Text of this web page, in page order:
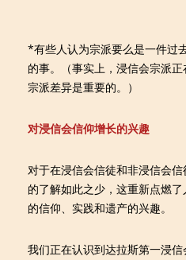
*有些人认为宗派要么是一件过
的事。（事实上，浸信会宗派
宗派差异是重要的。）
对浸信会信仰增长的兴趣
对于在浸信会信徒和非浸信会
的了解如此之少，这重新点燃
的信仰、实践和遗产的兴趣。
我们正在认识到达拉斯第一浸